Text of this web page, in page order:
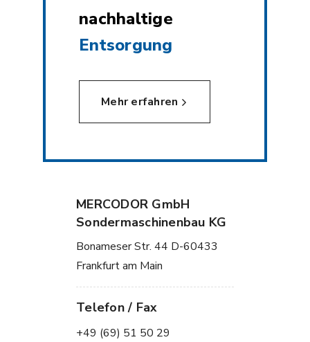
nachhaltige
Entsorgung
Mehr erfahren
MERCODOR GmbH
Sondermaschinenbau KG
Bonameser Str. 44 D-60433
Frankfurt am Main
Telefon / Fax
+49 (69) 51 50 29